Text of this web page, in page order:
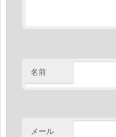
名前
メール